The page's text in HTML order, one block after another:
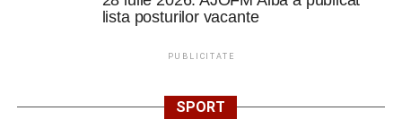
lista posturilor vacante
PUBLICITATE
SPORT